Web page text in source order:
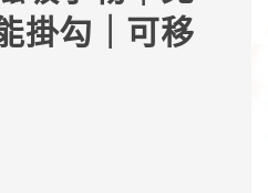
掛勾｜可移